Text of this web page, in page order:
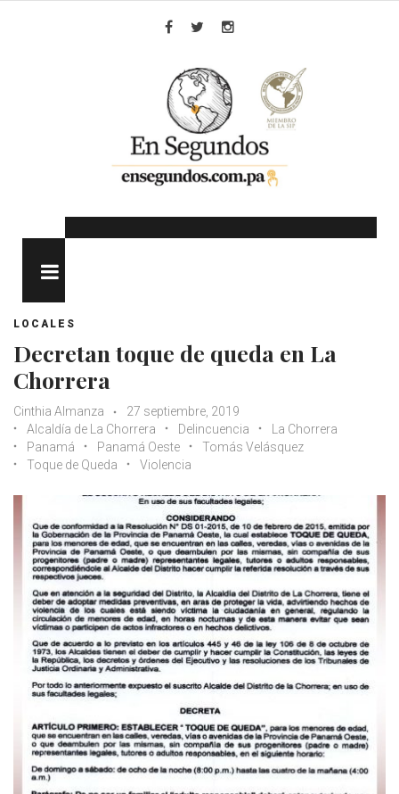
LOCALES
Decretan toque de queda en La
Chorrera
Cinthia Almanza
27 septiembre, 2019
Alcaldía de La Chorrera
Delincuencia
La Chorrera
Panamá
Panamá Oeste
Tomás Velásquez
Toque de Queda
Violencia